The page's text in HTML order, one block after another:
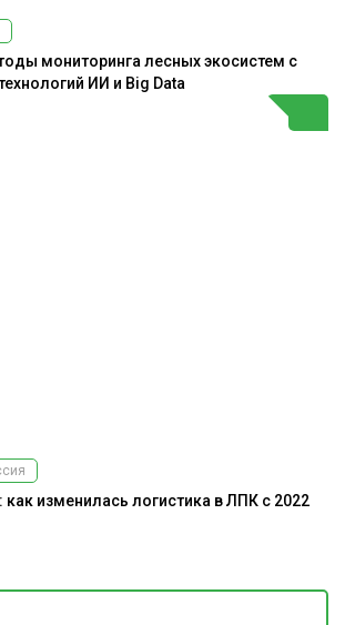
мониторинга лесных экосистем с
ИИ и Big Data
изменилась логистика в ЛПК с 2022